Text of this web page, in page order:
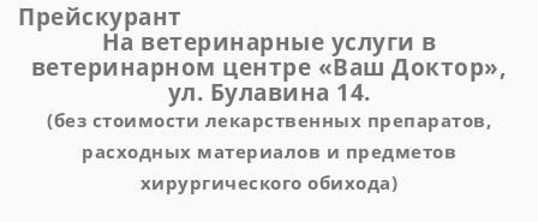
Прейскурант
На ветеринарные услуги в
ветеринарном центре «Ваш Доктор»,
ул. Булавина 14.
(без стоимости лекарственных препаратов,
расходных материалов и предметов
хирургического обихода)